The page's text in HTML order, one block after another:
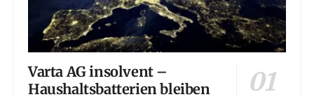
Varta AG insolvent –
Haushaltsbatterien bleiben